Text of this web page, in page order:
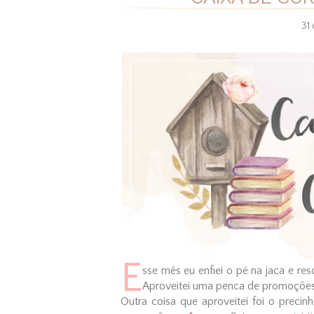
31
Esse mês eu enfiei o pé na jaca e
Aproveitei uma penca de
Outra coisa que aproveitei foi o